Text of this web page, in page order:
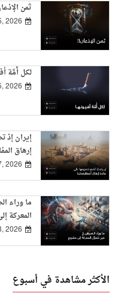
ثمن
2026
لكل أُمَّة
2026
إيران
إرهاق
2026
المعركة
2026
الأكثر مشاهدة في أسبوع